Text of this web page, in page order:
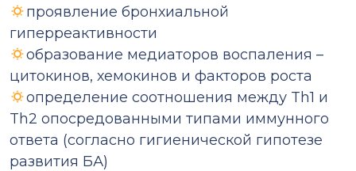
проявление бронхиальной
гиперреактивности
образование медиаторов воспаления –
цитокинов, хемокинов и факторов роста
определение соотношения между Th1 и
Th2 опосредованными типами иммунного
ответа (согласно гигиенической гипотезе
развития БА)